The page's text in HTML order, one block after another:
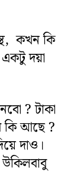
কখন কি
দয়া
? টাকা
আছে ?
দাও।